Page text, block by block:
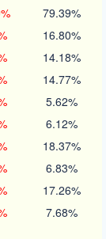
79.39%
16.80%
14.18%
14.77%
5.62%
6.12%
18.37%
6.83%
17.26%
7.68%